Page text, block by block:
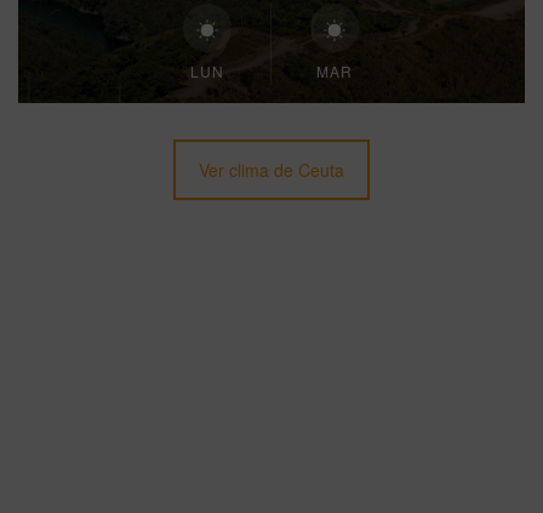
LUN MAR
Ver clima de Ceuta